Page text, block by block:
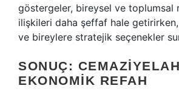
göstergeler, bireysel ve toplumsal
ilişkileri daha şeffaf hale
ve bireylere stratejik seçenekler
SONUÇ:
EKONOMIK REFAH